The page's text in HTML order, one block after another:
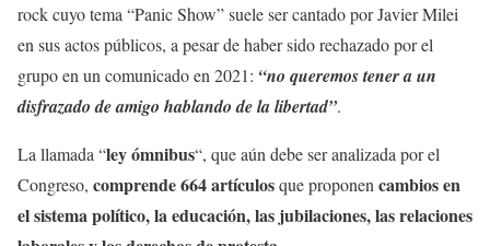
rock cuyo tema “Panic Show” suele ser cantado por Javier Milei
en sus actos públicos, a pesar de haber sido rechazado por el
grupo en un comunicado en 2021: “no queremos tener a un
disfrazado de amigo hablando de la libertad”.
La llamada “ley ómnibus“, que aún debe ser analizada por el
Congreso, comprende 664 artículosque proponen cambios en
el sistema político, la educación, las jubilaciones, las relaciones